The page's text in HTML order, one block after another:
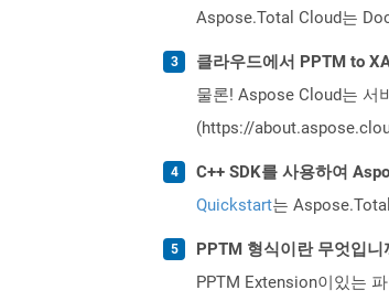
Aspose.Total Cloud는
클라우드에서 PPTM to
물론! Aspose Cloud는 서
(https://
C++ SDK를 사용하여
Quickstart는
PPTM 형식이란 무엇입니
PPTM Extension이있는